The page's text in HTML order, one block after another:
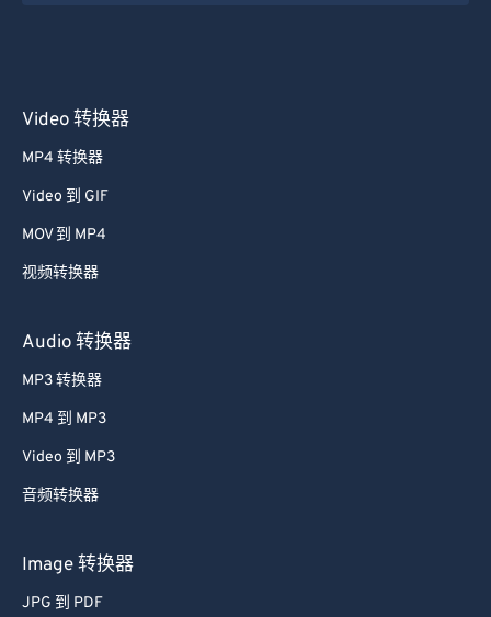
Video 转换器
MP4 转换器
Video 到 GIF
MOV 到 MP4
视频转换器
Audio 转换器
MP3 转换器
MP4 到 MP3
Video 到 MP3
音频转换器
Image 转换器
JPG 到 PDF